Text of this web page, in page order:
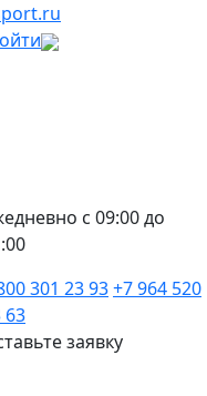
с 09:00 до
301 23 93+7 964 520
63
заявку